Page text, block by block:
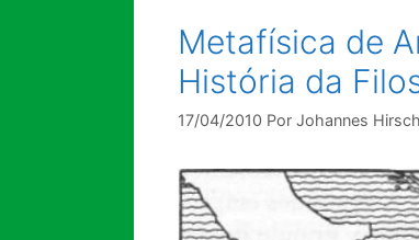
Metafísica de
História da
17/04/2010 Por Johannes